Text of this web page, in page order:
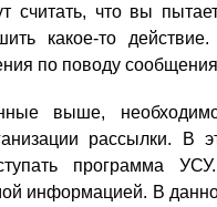
считать, что вы
какое-то
по поводу
выше, необходимо
рассылки. В
программа
информацией. В